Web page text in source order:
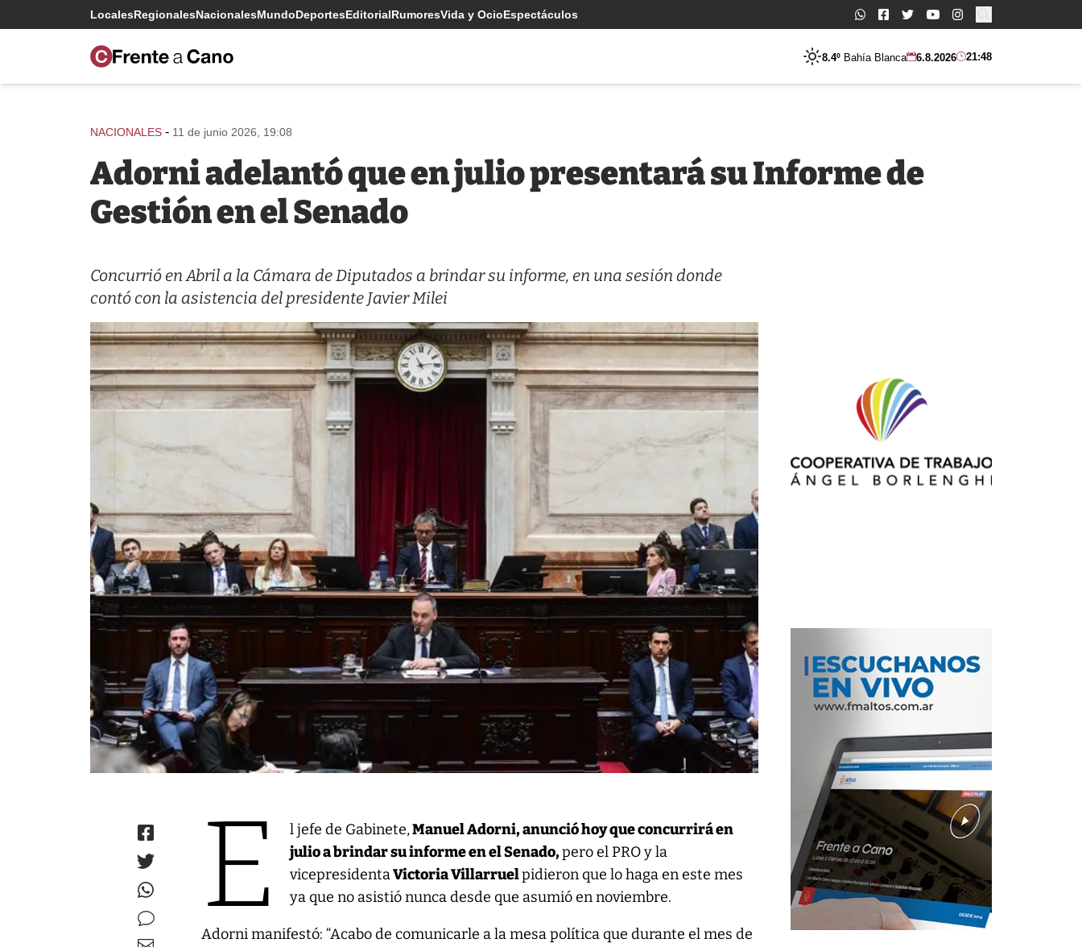
LocalesRegionalesNacionalesMundoDeportesEditorialRumoresVida y OcioEspectáculos Buscar:
8.4º Bahía Blanca 6.8.2026 21:48
NACIONALES - 11 de junio 2026, 19:08
Adorni adelantó que en julio presentará su Informe de
Gestión en el Senado
Concurrió en Abril a la Cámara de Diputados a brindar su informe, en una sesión donde
contó con la asistencia del presidente Javier Milei
E l jefe de Gabinete,Manuel Adorni, anunció hoy que concurrirá en
julio a brindar su informe en el Senado,pero el PRO y la
vicepresidentaVictoria Villarruelpidieron que lo haga en este mes
ya que no asistió nunca desde que asumió en noviembre.
Adorni manifestó: “Acabo de comunicarle a la mesa política que durante el mes de